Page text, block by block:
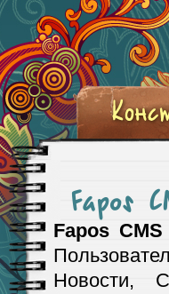
Fapos
Fapos CMS
Новости,